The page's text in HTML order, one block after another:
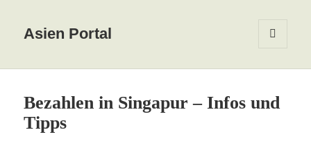
Asien Portal
WIDGETS
Bezahlen in Singapur – Infos und
Tipps